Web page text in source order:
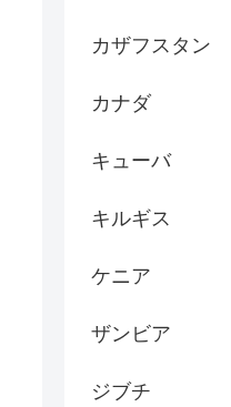
カザフスタン
カナダ
キューバ
キルギス
ケニア
ザンビア
ジブチ